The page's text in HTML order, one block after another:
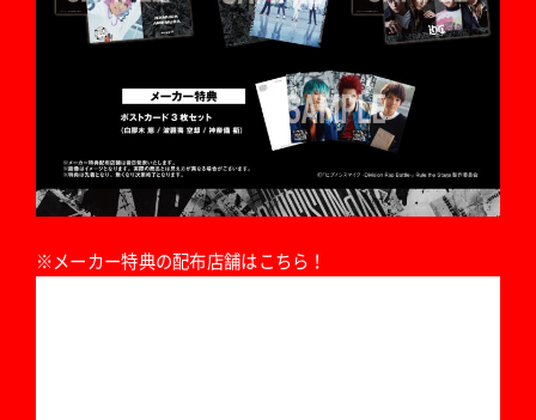
※メーカー特典の配布店舗はこちら！